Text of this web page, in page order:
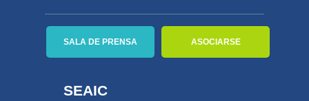
SEAIC
SALA DE PRENSA ASOCIARSE